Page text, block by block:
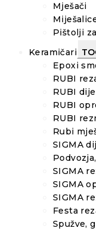
Mješači
Pištolji
Keramičari
Epoxi
RUBI
RUBI
RUBI
RUBI
Rubi
SIGMA
SIGMA
SIGMA
SIGMA
Festa
Spužve,